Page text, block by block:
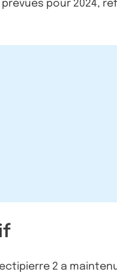
pour 2024,
2 a